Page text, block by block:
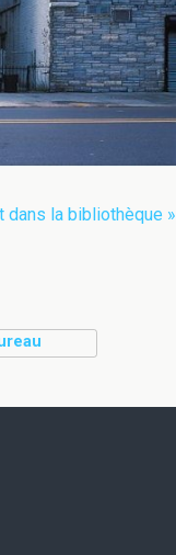
dans la bibliothèque »